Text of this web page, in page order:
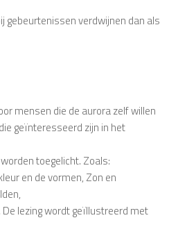
gebeurtenissen verdwijnen dan als
mensen die de aurora zelf willen
geïnteresseerd zijn in het
toegelicht. Zoals:
en de vormen, Zon en
De lezing wordt geïllustreerd met